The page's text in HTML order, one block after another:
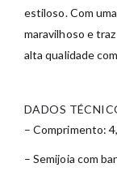
estiloso. Com
maravilhoso e
alta qualidade
DADOS
– Comprimento:
– Semijoia com